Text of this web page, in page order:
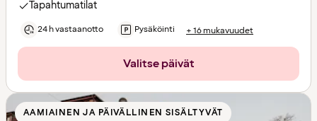
Tapahtumatilat
24 h vastaanotto Pysäköinti + 16 mukavuudet
Valitse päivät
AAMIAINEN JA PÄIVÄLLINEN SISÄLTYVÄT